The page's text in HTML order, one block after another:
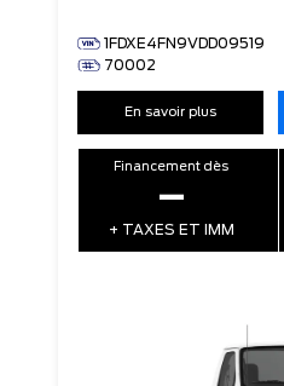
1FDXE4FN9VDD09519
70002
En savoir plus
Financement dès
–
+ TAXES ET IMM